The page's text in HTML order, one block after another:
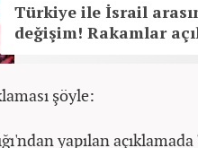
Türkiye ile İsrail
değişim! Rakamlar
şöyle:
yapılan